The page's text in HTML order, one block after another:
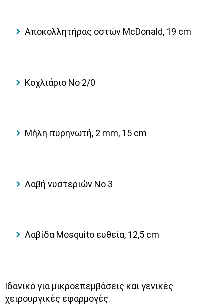
Αποκολλητήρας οστών McDonald, 19 cm
Κοχλιάριο Νο 2/0
Μήλη πυρηνωτή, 2 mm, 15 cm
Λαβή νυστεριών Νο 3
Λαβίδα Mosquito ευθεία, 12,5 cm
Ιδανικό για μικροεπεμβάσεις και γενικές
χειρουργικές εφαρμογές.